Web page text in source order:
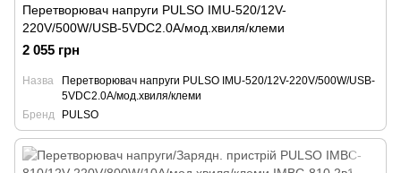
Перетворювач напруги PULSO IMU-520/12V-
220V/500W/USB-5VDC2.0A/мод.хвиля/клеми
2 055 грн
Назва
Перетворювач напруги PULSO IMU-520/12V-220V/500W/USB-
5VDC2.0A/мод.хвиля/клеми
Бренд
PULSO